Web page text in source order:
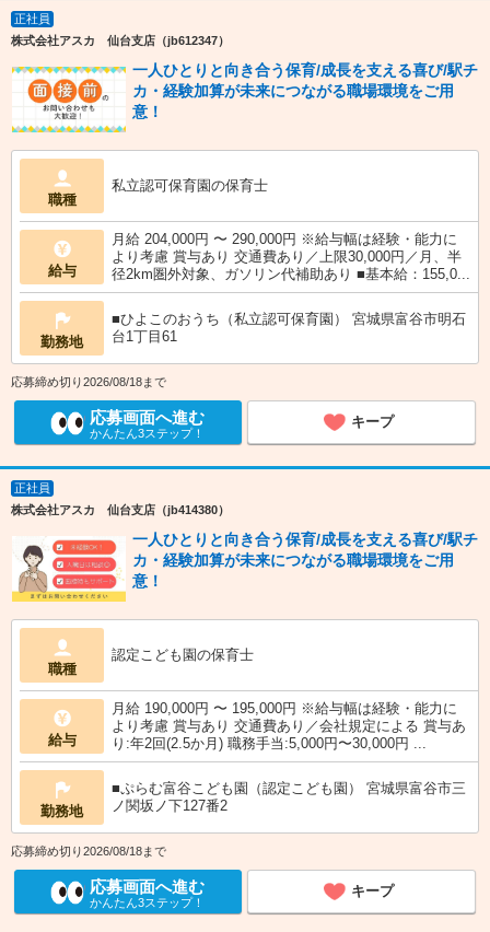
正社員
株式会社アスカ 仙台支店（jb612347）
一人ひとりと向き合う保育/成長を支える喜び/駅チ
カ・経験加算が未来につながる職場環境をご用
意！
職種
私立認可保育園の保育士
給与
月給 204,000円 〜 290,000円 ※給与幅は経験・能力に
より考慮 賞与あり 交通費あり／上限30,000円／月、半
径2km圏外対象、ガソリン代補助あり ■基本給：155,0...
勤務地
■ひよこのおうち（私立認可保育園） 宮城県富谷市明石
台1丁目61
応募締め切り2026/08/18まで
応募画面へ進む
かんたん3ステップ！
キープ
正社員
株式会社アスカ 仙台支店（jb414380）
一人ひとりと向き合う保育/成長を支える喜び/駅チ
カ・経験加算が未来につながる職場環境をご用
意！
職種
認定こども園の保育士
給与
月給 190,000円 〜 195,000円 ※給与幅は経験・能力に
より考慮 賞与あり 交通費あり／会社規定による 賞与あ
り:年2回(2.5か月) 職務手当:5,000円〜30,000円 ...
勤務地
■ぷらむ富谷こども園（認定こども園） 宮城県富谷市三
ノ関坂ノ下127番2
応募締め切り2026/08/18まで
応募画面へ進む
かんたん3ステップ！
キープ